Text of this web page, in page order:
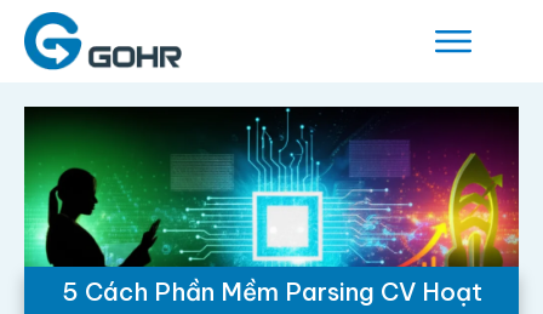
5 Cách Phần Mềm Parsing CV Hoạt